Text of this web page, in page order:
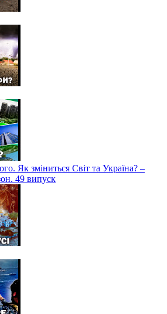
Як зміниться Світ та Україна? –
49 випуск